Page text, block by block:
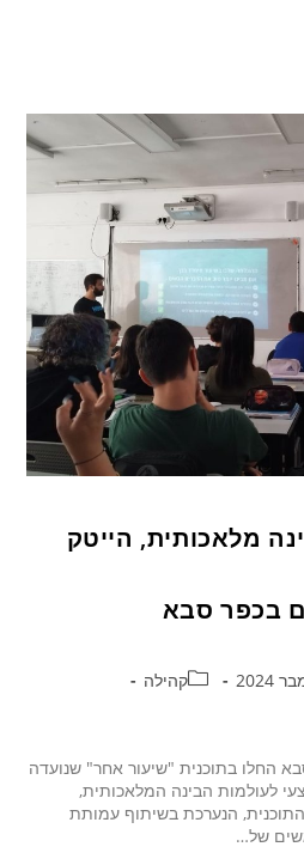
מלאכותית, הייטק
בכפר סבא
קהילה
החלו בתוכנית "שיעור אחר" שנועדה
לעולמות הבינה המלאכותית,
הנערכת בשיתוף עמותת
של…